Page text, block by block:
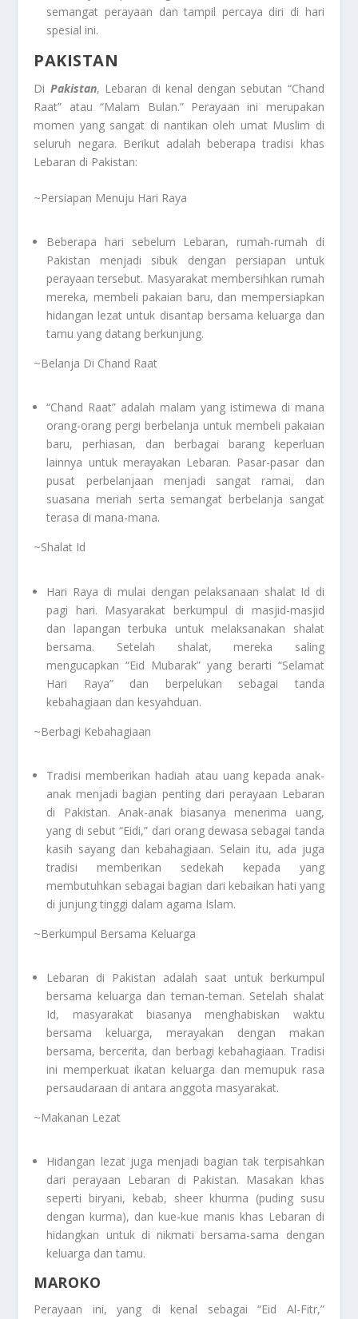
semangat perayaan dan tampil percaya diri di hari
spesial ini.
PAKISTAN
Di Pakistan, Lebaran di kenal dengan sebutan “Chand
Raat” atau “Malam Bulan.” Perayaan ini merupakan
momen yang sangat di nantikan oleh umat Muslim di
seluruh negara. Berikut adalah beberapa tradisi khas
Lebaran di Pakistan:
~Persiapan Menuju Hari Raya
Beberapa hari sebelum Lebaran, rumah-rumah di
Pakistan menjadi sibuk dengan persiapan untuk
perayaan tersebut. Masyarakat membersihkan rumah
mereka, membeli pakaian baru, dan mempersiapkan
hidangan lezat untuk disantap bersama keluarga dan
tamu yang datang berkunjung.
~Belanja Di Chand Raat
“Chand Raat” adalah malam yang istimewa di mana
orang-orang pergi berbelanja untuk membeli pakaian
baru, perhiasan, dan berbagai barang keperluan
lainnya untuk merayakan Lebaran. Pasar-pasar dan
pusat perbelanjaan menjadi sangat ramai, dan
suasana meriah serta semangat berbelanja sangat
terasa di mana-mana.
~Shalat Id
Hari Raya di mulai dengan pelaksanaan shalat Id di
pagi hari. Masyarakat berkumpul di masjid-masjid
dan lapangan terbuka untuk melaksanakan shalat
bersama. Setelah shalat, mereka saling
mengucapkan “Eid Mubarak” yang berarti “Selamat
Hari Raya” dan berpelukan sebagai tanda
kebahagiaan dan kesyahduan.
~Berbagi Kebahagiaan
Tradisi memberikan hadiah atau uang kepada anak-
anak menjadi bagian penting dari perayaan Lebaran
di Pakistan. Anak-anak biasanya menerima uang,
yang di sebut “Eidi,” dari orang dewasa sebagai tanda
kasih sayang dan kebahagiaan. Selain itu, ada juga
tradisi memberikan sedekah kepada yang
membutuhkan sebagai bagian dari kebaikan hati yang
di junjung tinggi dalam agama Islam.
~Berkumpul Bersama Keluarga
Lebaran di Pakistan adalah saat untuk berkumpul
bersama keluarga dan teman-teman. Setelah shalat
Id, masyarakat biasanya menghabiskan waktu
bersama keluarga, merayakan dengan makan
bersama, bercerita, dan berbagi kebahagiaan. Tradisi
ini memperkuat ikatan keluarga dan memupuk rasa
persaudaraan di antara anggota masyarakat.
~Makanan Lezat
Hidangan lezat juga menjadi bagian tak terpisahkan
dari perayaan Lebaran di Pakistan. Masakan khas
seperti biryani, kebab, sheer khurma (puding susu
dengan kurma), dan kue-kue manis khas Lebaran di
hidangkan untuk di nikmati bersama-sama dengan
keluarga dan tamu.
MAROKO
Perayaan ini, yang di kenal sebagai “Eid Al-Fitr,”